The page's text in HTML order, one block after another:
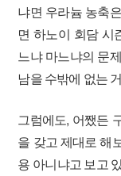
냐면 우라늄 농축
면 하노이 회담 시
느냐 마느냐의 문
남을 수밖에 없는
그럼에도, 어쨌든
을 갖고 제대로 해
용 아니냐고 보고